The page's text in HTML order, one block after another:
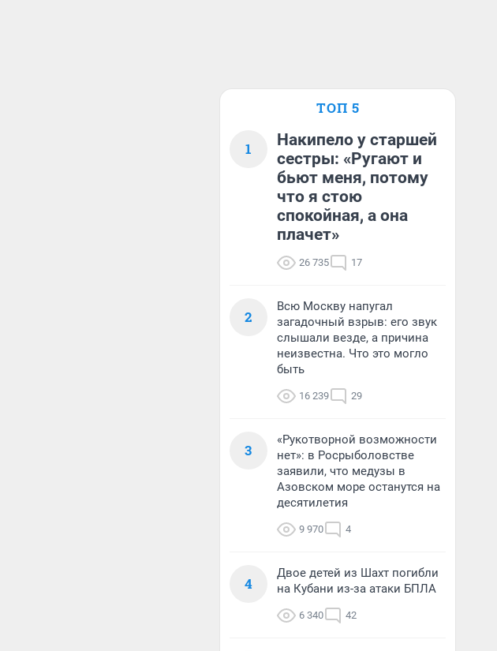
ТОП 5
1
Накипело у старшей
сестры: «Ругают и
бьют меня, потому
что я стою
спокойная, а она
плачет»
26 735 17
2
Всю Москву напугал
загадочный взрыв: его звук
слышали везде, а причина
неизвестна. Что это могло
быть
16 239 29
3
«Рукотворной возможности
нет»: в Росрыболовстве
заявили, что медузы в
Азовском море останутся на
десятилетия
9 970 4
4
Двое детей из Шахт погибли
на Кубани из-за атаки БПЛА
6 340 42